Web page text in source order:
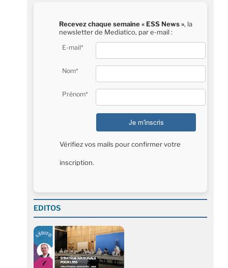
Recevez chaque semaine « ESS News », la
newsletter de Mediatico, par e-mail :
E-mail*
Nom*
Prénom*
Vérifiez vos mails pour confirmer votre
inscription.
EDITOS